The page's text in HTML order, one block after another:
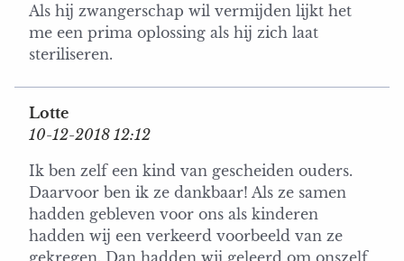
Als hij zwangerschap wil vermijden lijkt het
me een prima oplossing als hij zich laat
steriliseren.
Lotte
10-12-2018 12:12
Ik ben zelf een kind van gescheiden ouders.
Daarvoor ben ik ze dankbaar! Als ze samen
hadden gebleven voor ons als kinderen
hadden wij een verkeerd voorbeeld van ze
gekregen. Dan hadden wij geleerd om onszelf